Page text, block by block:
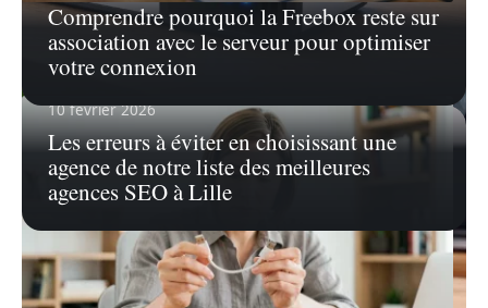
10 février 2026
Les erreurs à éviter en choisissant une
agence de notre liste des meilleures
agences SEO à Lille
Comprendre pourquoi la Freebox reste sur
association avec le serveur pour optimiser
votre connexion
5 août 2026
Comment récupérer son compte Intranet Lyon 3 après
un blocage ?